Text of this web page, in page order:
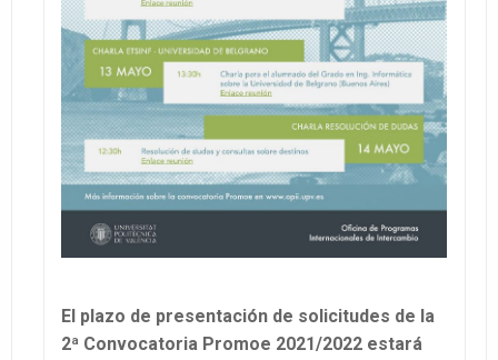
El plazo de presentación de solicitudes de la
2ª Convocatoria Promoe 2021/2022 estará